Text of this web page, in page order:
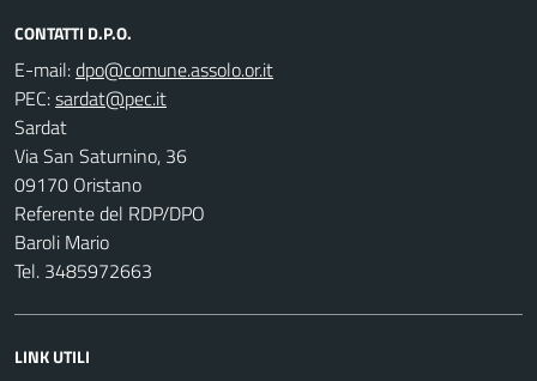
CONTATTI D.P.O.
E-mail:
PEC:
Sardat
Via San Saturnino, 36
09170 Oristano
Referente del RDP/DPO
Baroli Mario
Tel. 3485972663
LINK UTILI